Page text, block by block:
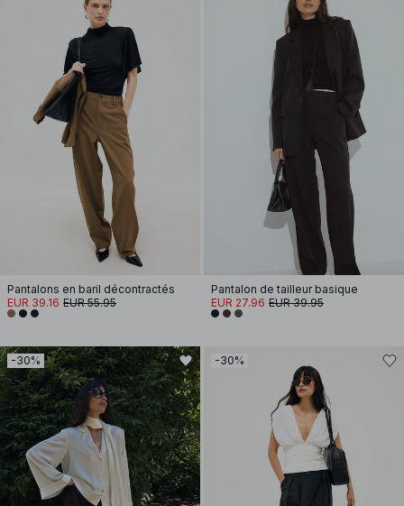
Pantalons en baril décontractés
EUR 39.16 EUR 55.95
Pantalon de tailleur basique
EUR 27.96 EUR 39.95
-30% -30%